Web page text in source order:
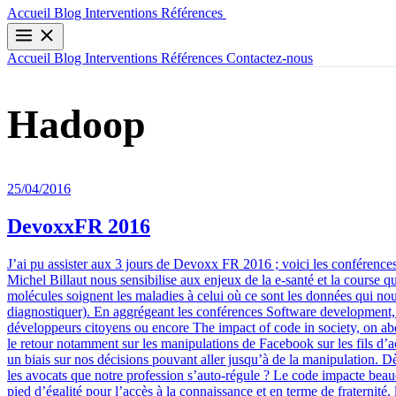
Accueil Blog Interventions Références
Accueil Blog Interventions Références Contactez-nous
Hadoop
25/04/2016
DevoxxFR 2016
J’ai pu assister aux 3 jours de Devoxx FR 2016 ; voici les conférences qui ont retenu mon attention en repnant une approche thématique plutôt que chronologique. Code et société La médecine de demain ; Jean-Michel Billaut nous sensibilise aux enjeux de la e-santé et la course qui a commencé depuis 10 ans aux USA, en Chine et dans de nombreux autres pays sauf en France. Nous allons passé du règle où les molécules soignent les maladies à celui où ce sont les données qui nous soignent (séquençage génétique, big data + machine learning, dossier médical numérique, spectromètre de poche pour informer et diagnostiquer). En aggrégeant les conférences Software development, responsibility and ethics: the coming crisis, Algorithmes, les nouveaux pouvoirs du développeur - Slides, Société programmable : développeurs citoyens ou encore The impact of code in society, on aborde différents sujets comme : L’homme automate qui ne réfléchit plus ou qui ne prend pas de recul sur les données qui lui sont fournies avec le retour notamment sur les manipulations de Facebook sur les fils d’actualité de ces membres ou encore la capacité de Facebook à ne pas faire élire Trump par ex. Le code que nous produisons peut donc créer un biais sur nos décisions pouvant aller jusqu’à de la manipulation. Dès lors, il nous faut nous poser des questions sur l’éthique. Doit-on attendre que la loi régule la chose ou bien faut-il comme les médecins ou les avocats que notre profession s’auto-régule ? Le code impacte beaucoup nos sociétés (on prend la liberté d’expression au sens américain du terme grâce à Facebook/Twitter, internet a mis tout le monde sur un pied d’égalité pour l’accès à la connaissance et en terme de fraternité, l’open source a renversé la donne. Reste que économie, polique et informatique requirt tout trois de la confiance pour bien fonctionner. Cette confiance est toute fragile (cf NSA/Snowden, etc) et si elle tombe, quid ? Le Service Public à l’heure d’internet ; retour sur l’évolution de l’Etat en matière de numérique au travers de beta.gouv.fr. Travail & Société De l’utopie de la fin du travail au digital labour : La fin du travail pourrait-elle être un objectif ? Le lien entre travail et progrès technique était de diminuer la quantité de travail tout en améliorant sa qualité. Du coup, à terme, on pourrait imaginer que le travail de l’homme ne soit plus nécessaire. L’auteur fait ensuite le panorama des théories de l’utopie, le travail ne disparait pas totalement mais est limité au juste nécessaire. Passage d’une période où on travaillait par nécessité mais dégoût plutôt que par plaisir ou participer à la réalisation de soi, contrairement à maintenant. Si l’ère numérique permet de faire apparaitre des formes plus intéressantes / agréables de travail, il a aussi ses à coté négatifs : ex de la précarité de certains emplois créées par l’uberisation des services (livreur ou chauffeur indépendant à la solde de qqs startups) La période que l’on vie est-elle réellement la fin du travail ou bien une transformation historique et qu’il faut garder les utopies énoncées comme une boussole vers un avenir possible ? ie que nous n’en sommes qu’à une mutuation de la forme de travail mais que la fin du travail aura lieu bien